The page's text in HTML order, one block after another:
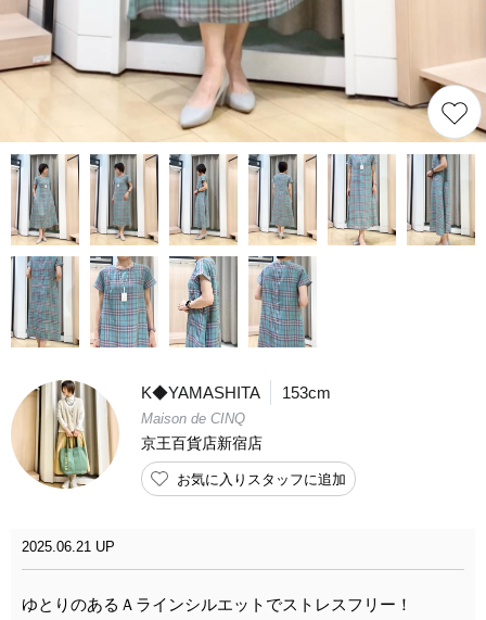
K◆YAMASHITA 153cm
Maison de CINQ
京王百貨店新宿店
お気に入りスタッフに追加
2025.06.21 UP
ゆとりのあるＡラインシルエットでストレスフリー！